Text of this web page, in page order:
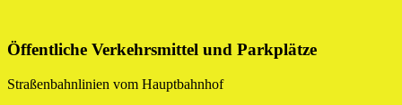
Öffentliche Verkehrsmittel und Parkplätze
Straßenbahnlinien vom Hauptbahnhof